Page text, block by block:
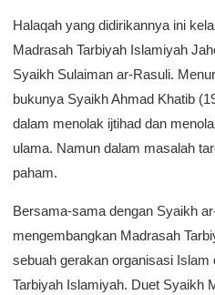
Halaqah yang didirikannya ini
Madrasah Tarbiyah Islamiyah
Syaikh Sulaiman ar-Rasuli.
bukunya Syaikh Ahmad Khatib
dalam menolak ijtihad dan
ulama. Namun dalam masalah
paham.
Bersama-sama dengan Syaikh
mengembangkan Madrasah
sebuah gerakan organisasi Islam
Tarbiyah Islamiyah. Duet Syaikh